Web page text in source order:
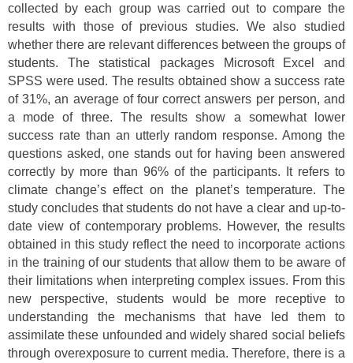
collected by each group was carried out to compare the
results with those of previous studies. We also studied
whether there are relevant differences between the groups of
students. The statistical packages Microsoft Excel and
SPSS were used. The results obtained show a success rate
of 31%, an average of four correct answers per person, and
a mode of three. The results show a somewhat lower
success rate than an utterly random response. Among the
questions asked, one stands out for having been answered
correctly by more than 96% of the participants. It refers to
climate change’s effect on the planet’s temperature. The
study concludes that students do not have a clear and up-to-
date view of contemporary problems. However, the results
obtained in this study reflect the need to incorporate actions
in the training of our students that allow them to be aware of
their limitations when interpreting complex issues. From this
new perspective, students would be more receptive to
understanding the mechanisms that have led them to
assimilate these unfounded and widely shared social beliefs
through overexposure to current media. Therefore, there is a